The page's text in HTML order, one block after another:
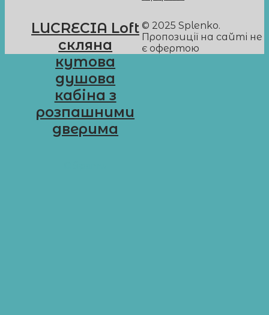
LUCRECIA Loft
cкляна
кутова
душова
кабіна з
розпашними
дверима
© 2025 Splenko.
Пропозиції на сайті не
є офертою